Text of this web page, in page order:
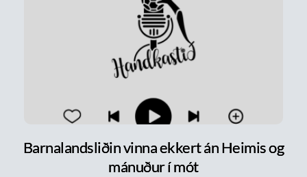
Barnalandsliðin vinna ekkert án Heimis og
mánuður í mót